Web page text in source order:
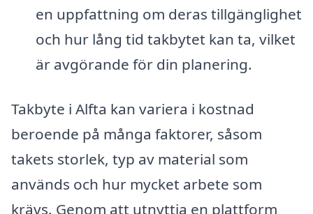
en uppfattning om deras tillgänglighet
och hur lång tid takbytet kan ta, vilket
är avgörande för din planering.
Takbyte i Alfta kan variera i kostnad
beroende på många faktorer, såsom
takets storlek, typ av material som
används och hur mycket arbete som
krävs. Genom att utnyttja en plattform